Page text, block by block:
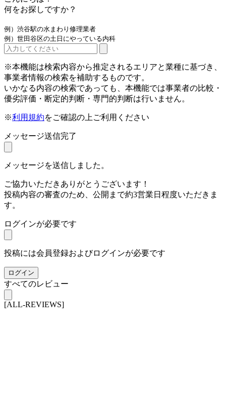
何をお探しですか？
例）渋谷駅の水まわり修理業者
例）世田谷区の土日にやっている内科
※本機能は検索内容から推定されるエリアと業種に基づき、
事業者情報の検索を補助するものです。
いかなる内容の検索であっても、本機能では事業者の比較・
優劣評価・断定的判断・専門的判断は行いません。
※利用規約をご確認の上ご利用ください
メッセージ送信完了
メッセージを送信しました。
ご協力いただきありがとうございます！
投稿内容の審査のため、公開まで約3営業日程度いただきま
す。
ログインが必要です
投稿には会員登録およびログインが必要です
ログイン
すべてのレビュー
[ALL-REVIEWS]